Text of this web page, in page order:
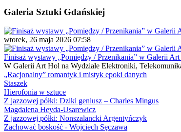
Galeria Sztuki Gdańskiej
wtorek, 26 maja 2026 07:58
Finisaż wystawy „Pomiędzy / Przenikania” w Galerii
W Galerii Art Hol na Wydziale Elektroniki,
„Racjonalny” romantyk i mistyk epoki danych
Staszek
Hierofonia w sztuce
Z jazzowej półki: Dziki geniusz – Charles Mingus
Magdalena Heyda-Usarewicz
Z jazzowej półki: Nonszalancki Argentyńczyk
Zachować boskość - Wojciech Sęczawa